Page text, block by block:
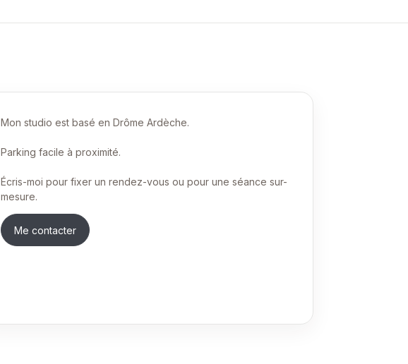
Mon studio est basé en Drôme Ardèche.
Parking facile à proximité.
Écris-moi pour fixer un rendez-vous ou pour une séance sur-
mesure.
Me contacter